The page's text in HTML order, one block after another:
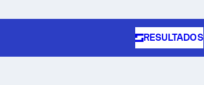
RESULTADOS